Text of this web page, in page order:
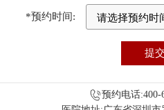
*预约时间:
预约电话:400-